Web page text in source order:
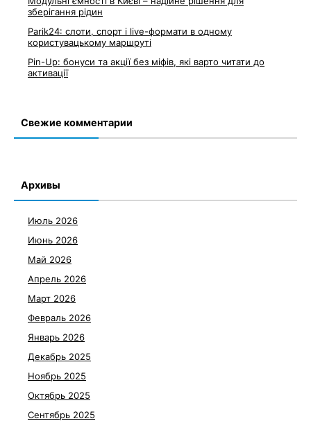
зберігання рідин
Parik24: слоти, спорт і live-формати в одному
користувацькому маршруті
Pin-Up: бонуси та акції без міфів, які варто читати до
активації
Свежие комментарии
Архивы
Июль 2026
Июнь 2026
Май 2026
Апрель 2026
Март 2026
Февраль 2026
Январь 2026
Декабрь 2025
Ноябрь 2025
Октябрь 2025
Сентябрь 2025